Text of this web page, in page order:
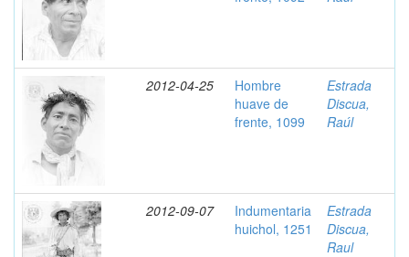
2012-04-25
Hombre
huave de
frente, 1099
Estrada
Discua,
Raúl
2012-09-07
Indumentaria
huichol, 1251
Estrada
Discua,
Raul